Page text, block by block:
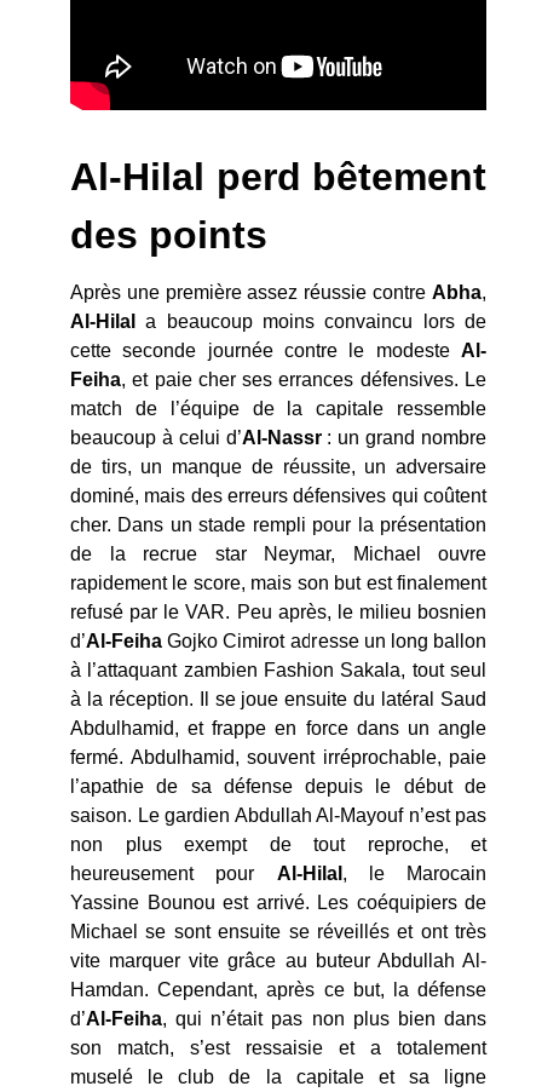
Al-Hilal perd bêtement
des points
Après une première assez réussie contre Abha,
Al-Hilal
a beaucoup moins convaincu lors de
cette seconde journée contre le modeste Al-
Feiha, et paie cher ses errances défensives. Le
match de l’équipe de la capitale ressemble
beaucoup à celui d’Al-Nassr: un grand nombre
de tirs, un manque de réussite, un adversaire
dominé, mais des erreurs défensives qui coûtent
cher. Dans un stade rempli pour la présentation
de la recrue star Neymar, Michael ouvre
rapidement le score, mais son but est finalement
refusé par le VAR. Peu après, le milieu bosnien
d’Al-Feiha Gojko Cimirot adresse un long ballon
à l’attaquant zambien Fashion Sakala, tout seul
à la réception. Il se joue ensuite du latéral Saud
Abdulhamid, et frappe en force dans un angle
fermé. Abdulhamid, souvent irréprochable, paie
l’apathie de sa défense depuis le début de
saison. Le gardien Abdullah Al-Mayouf n’est pas
non plus exempt de tout reproche, et
heureusement pour Al-Hilal , le Marocain
Yassine Bounou est arrivé. Les coéquipiers de
Michael se sont ensuite se réveillés et ont très
vite marquer vite grâce au buteur Abdullah Al-
Hamdan. Cependant, après ce but, la défense
d’Al-Feiha, qui n’était pas non plus bien dans
son match, s’est ressaisie et a totalement
muselé le club de la capitale et sa ligne